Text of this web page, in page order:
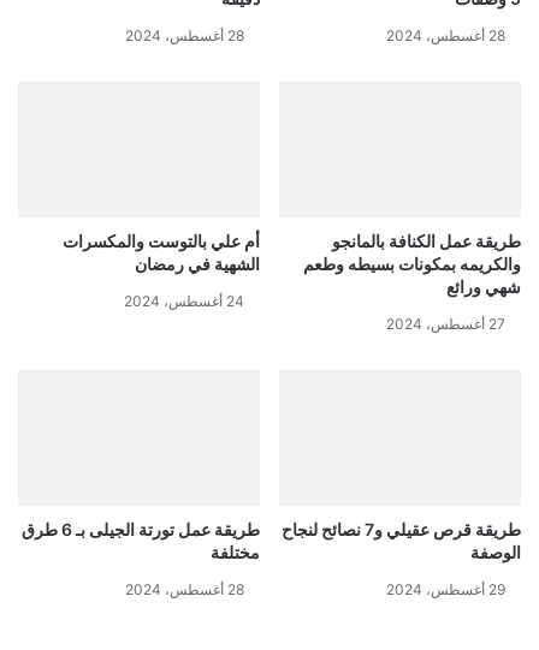
28 أغسطس، 2024 28 أغسطس، 2024
طريقة عمل الكنافة بالمانجو
والكريمه بمكونات بسيطه وطعم
شهي ورائع
27 أغسطس، 2024
أم علي بالتوست والمكسرات
الشهية في رمضان
24 أغسطس، 2024
طريقة قرص عقيلي و7 نصائح لنجاح
الوصفة
29 أغسطس، 2024
طريقة عمل تورتة الجيلى بـ 6 طرق
مختلفة
28 أغسطس، 2024